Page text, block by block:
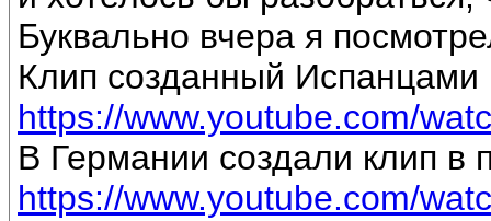
Буквально вчера я
Клип созданный
https://www.youtube.com/
В Германии создали клип в
https://www.youtube.com/